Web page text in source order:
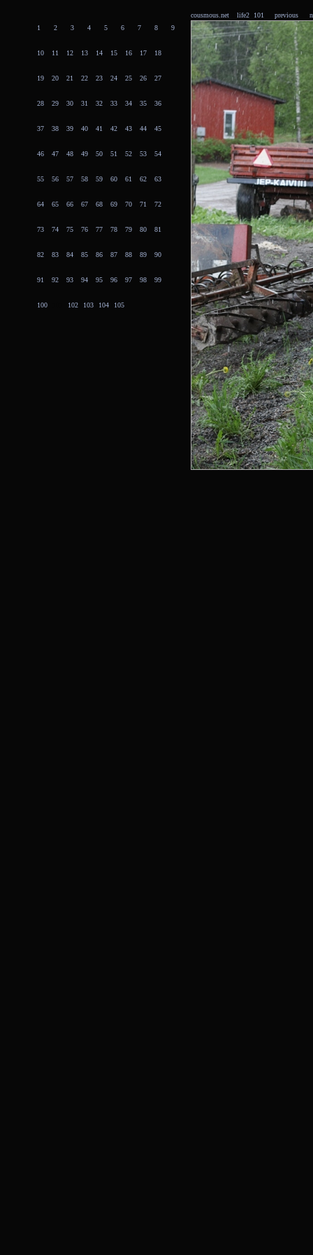
1 2 3 4 5 6 7 8 9
10 11 12 13 14 15 16 17 18
19 20 21 22 23 24 25 26 27
28 29 30 31 32 33 34 35 36
37 38 39 40 41 42 43 44 45
46 47 48 49 50 51 52 53 54
55 56 57 58 59 60 61 62 63
64 65 66 67 68 69 70 71 72
73 74 75 76 77 78 79 80 81
82 83 84 85 86 87 88 89 90
91 92 93 94 95 96 97 98 99
100 102 103 104 105
cousmous.net life2 101 previous